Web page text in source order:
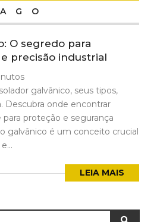
AGO
O segredo para
precisão industrial
galvânico, seus tipos,
Descubra onde encontrar
proteção e segurança
galvânico é um conceito crucial
LEIA MAIS